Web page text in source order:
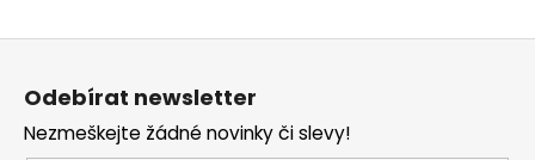
Z
Odebírat newsletter
Nezmeškejte žádné novinky či slevy!